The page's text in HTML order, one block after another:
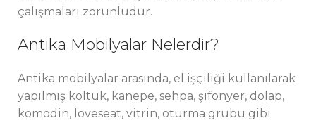
çalışmaları zorunludur.
Antika Mobilyalar Nelerdir?
Antika mobilyalar arasında, el işçiliği kullanılarak
yapılmış koltuk, kanepe, sehpa, şifonyer, dolap,
komodin, loveseat, vitrin, oturma grubu gibi